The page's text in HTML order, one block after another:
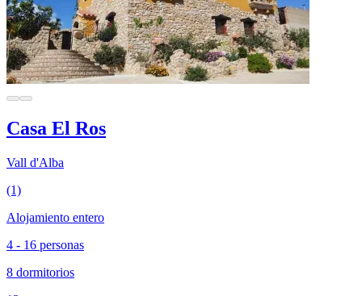
Casa El Ros
Vall d'Alba
(1)
Alojamiento entero
4 - 16 personas
8 dormitorios